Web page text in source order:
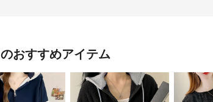
のおすすめアイテム